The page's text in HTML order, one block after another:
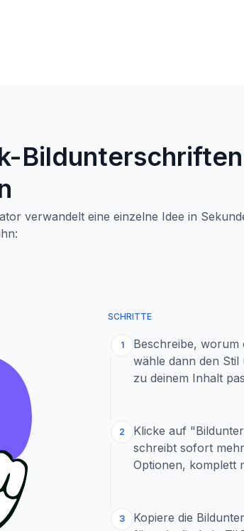
Bildunterschriften
verwandelt eine einzelne Idee in
SCHRITTE
1
Beschreibe, worum
wähle dann den Stil
zu deinem Inhalt
2
Klicke auf
schreibt sofort
Optionen, komplett
3
Kopiere die